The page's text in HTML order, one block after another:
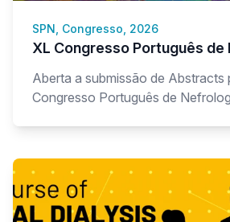
SPN, Congresso, 2026
XL Congresso Português
Aberta a submissão de Abstracts
Congresso Português de